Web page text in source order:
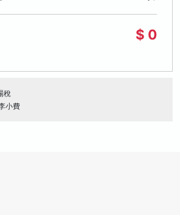
$ 0
稅
小費